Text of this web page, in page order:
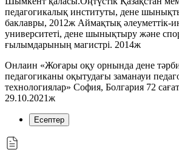
педагогикалық институты, дене
баклавры, 2012ж Аймақтық әлеуметтік-
университеті, дене шынықтыру және
ғылымдарының магистрі. 2014ж
Онлаин «Жоғары оқу орнында дене
педагогиканы оқытудағы заманауи
технологиялар» София, Болгария 72
29.10.2021ж
Есептер